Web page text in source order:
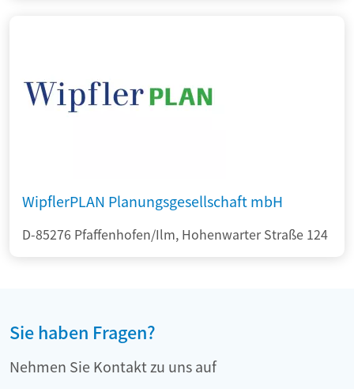
WipflerPLAN Planungsgesellschaft mbH
D-85276 Pfaffenhofen/Ilm, Hohenwarter Straße 124
Sie haben Fragen?
Nehmen Sie Kontakt zu uns auf